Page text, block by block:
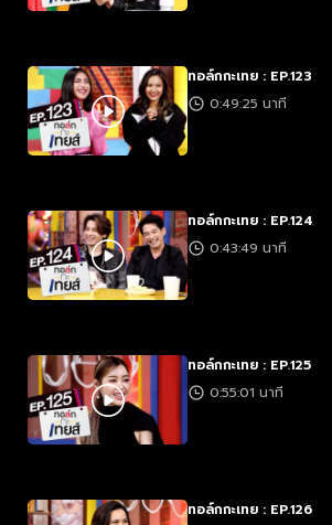
ทอล์กกะเทย : EP.123
0:49:25 นาที
ทอล์กกะเทย : EP.124
0:43:49 นาที
ทอล์กกะเทย : EP.125
0:55:01 นาที
ทอล์กกะเทย : EP.126